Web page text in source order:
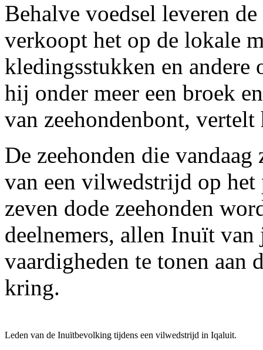
Behalve voedsel leveren
verkoopt het op de lokale
kledingsstukken en andere
hij onder meer een broek
van zeehondenbont,
De zeehonden die
van een vilwedstrijd op
zeven dode zeehonden
deelnemers, allen Inuït
vaardigheden te tonen aan
kring.
Leden van de Inuïtbevolking tijdens een vilwedstrijd in Iqaluit.